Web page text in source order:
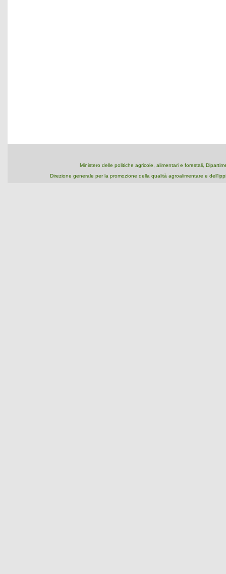
Ministero delle politiche agricole, alimentari e forestali,
Direzione generale per la promozione della qualità agroalimentare e